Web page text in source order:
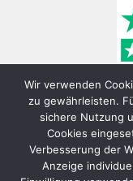
Wir verwenden
zu gewährleisten.
sichere Nutzung
Cookies
Verbesserung der
Anzeige